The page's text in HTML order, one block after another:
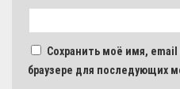
Сохранить моё имя, email
браузере для последующих